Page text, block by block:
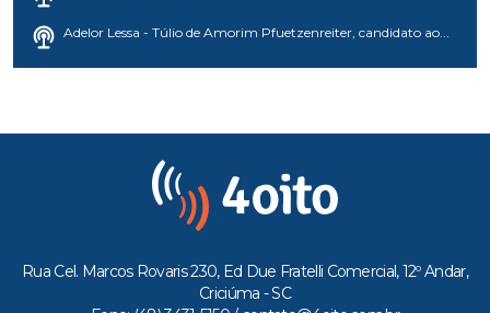
Adelor Lessa - Túlio de Amorim Pfuetzenreiter, candidato ao...
Rua Cel. Marcos Rovaris 230, Ed Due Fratelli Comercial, 12º Andar,
Criciúma - SC